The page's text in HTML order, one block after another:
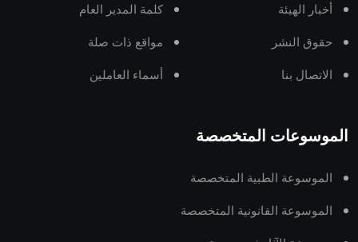
أخبار الهيئة كلمة المدير العام
حقوق النشر مواقع ذات صلة
الاتصال بنا أسماء العاملين
الموسوعات المتخصصة
الموسوعة الطبية المتخصصة
الموسوعة القانونية المتخصصة